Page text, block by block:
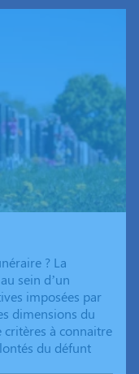
? La
sein d’un
imposées par
dimensions du
à connaitre
du défunt